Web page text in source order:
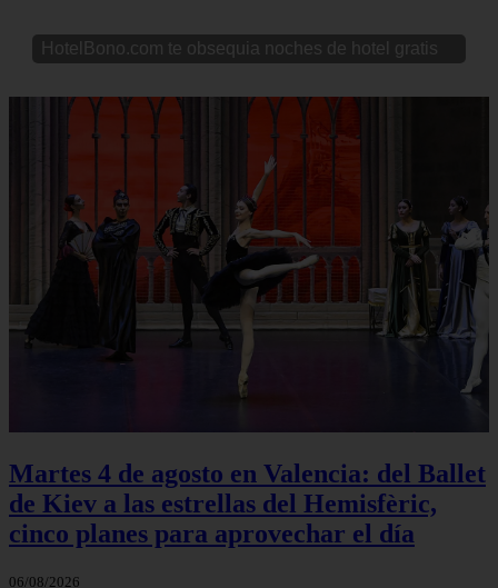
HotelBono.com te obsequia noches de hotel gratis
Martes 4 de agosto en Valencia: del Ballet
de Kiev a las estrellas del Hemisfèric,
cinco planes para aprovechar el día
06/08/2026